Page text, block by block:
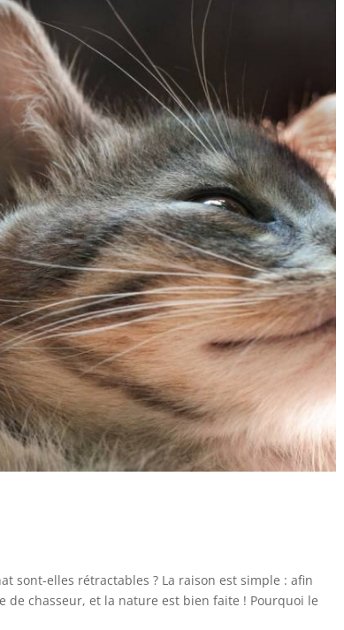
sont-elles rétractables ? La raison est simple : afin
de chasseur, et la nature est bien faite ! Pourquoi le